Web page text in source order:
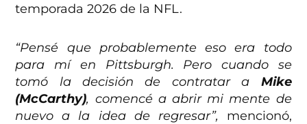
temporada 2026 de la NFL.
“Pensé que probablemente eso era todo
para mí en Pittsburgh. Pero cuando se
tomó la decisión de contratar a Mike
(McCarthy), comencé a abrir mi mente de
nuevo a la idea de regresar”, mencionó,